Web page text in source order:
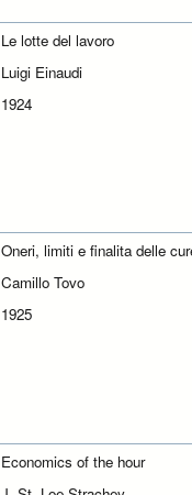
Le lotte del lavoro
Luigi Einaudi
1924
Oneri, limiti e finalita delle
Camillo Tovo
1925
Economics of the hour